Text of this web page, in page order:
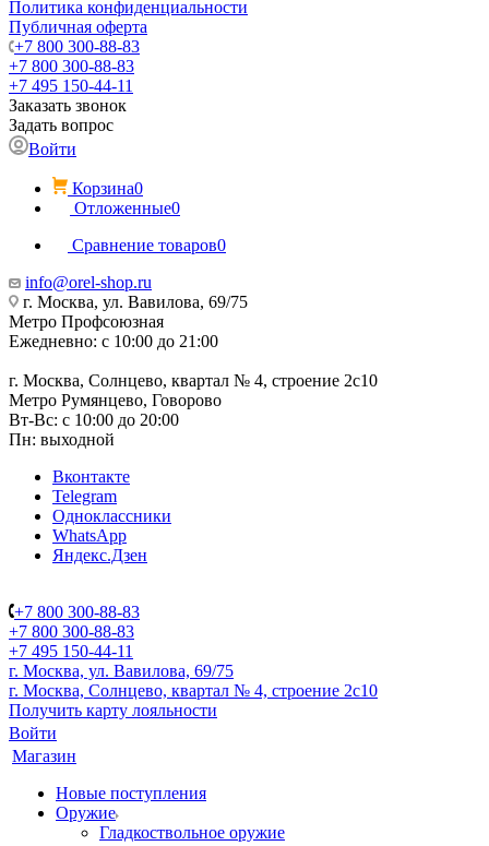
Политика конфиденциальности
Публичная оферта
+7 800 300-88-83
+7 800 300-88-83
+7 495 150-44-11
Заказать звонок
Задать вопрос
Войти
Корзина0
Отложенные0
Сравнение товаров0
info@orel-shop.ru
г. Москва, ул. Вавилова, 69/75
Метро Профсоюзная
Ежедневно: с 10:00 до 21:00
г. Москва, Солнцево, квартал № 4, строение 2с10
Метро Румянцево, Говорово
Вт-Вс: с 10:00 до 20:00
Пн: выходной
Вконтакте
Telegram
Одноклассники
WhatsApp
Яндекс.Дзен
+7 800 300-88-83
+7 800 300-88-83
+7 495 150-44-11
г. Москва, ул. Вавилова, 69/75
г. Москва, Солнцево, квартал № 4, строение 2с10
Получить карту лояльности
Войти
Магазин
Новые поступления
Оружие
Гладкоствольное оружие